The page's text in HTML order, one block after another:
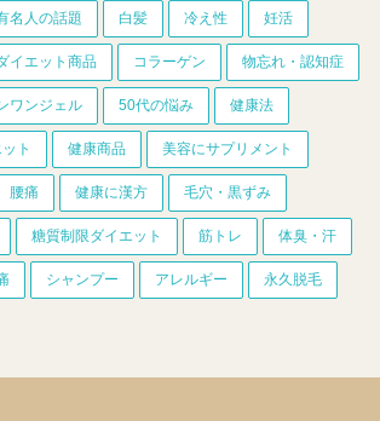
名人の話題 白髪 冷え性 妊活
イエット商品 コラーゲン 物忘れ・認知症
ワンジェル 50代の悩み 健康法
ト 健康商品 美容にサプリメント
腰痛 健康に漢方 毛穴・黒ずみ
糖質制限ダイエット 筋トレ 体臭・汗
シャンプー アレルギー 永久脱毛